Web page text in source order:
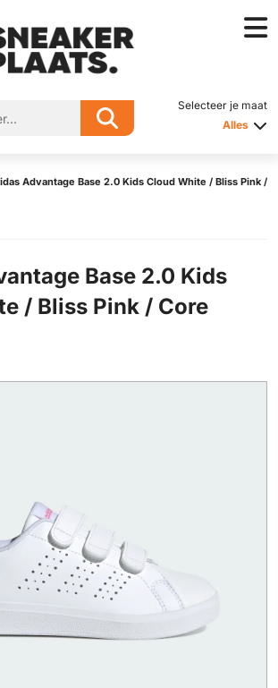
Selecteer je maat
Alles
Advantage Base 2.0 Kids Cloud White / Bliss Pink /
Base 2.0 Kids
/ Bliss Pink / Core